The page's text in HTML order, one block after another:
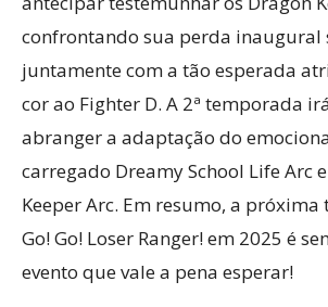
confrontando sua perda inaugural
juntamente com a tão esperada
cor ao Fighter D. A 2ª temporada
abranger a adaptação do
carregado Dreamy School Life Arc
Keeper Arc. Em resumo, a
Go! Go! Loser Ranger! em 2025 é
evento que vale a pena esperar!